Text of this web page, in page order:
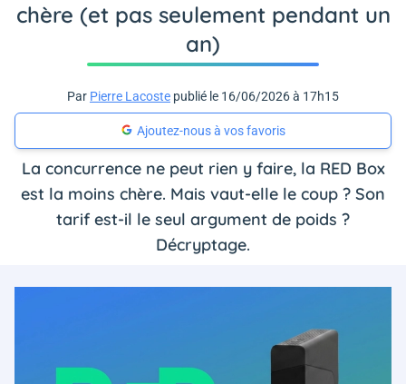
chère (et pas seulement pendant un
an)
Par Pierre Lacoste publié le 16/06/2026 à 17h15
Ajoutez-nous à vos favoris
La concurrence ne peut rien y faire, la RED Box
est la moins chère. Mais vaut-elle le coup ? Son
tarif est-il le seul argument de poids ?
Décryptage.